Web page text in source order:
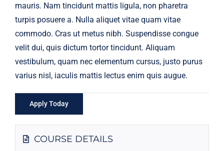
mauris. Nam tincidunt mattis ligula, non pharetra
turpis posuere a. Nulla aliquet vitae quam vitae
commodo. Cras ut metus nibh. Suspendisse congue
velit dui, quis dictum tortor tincidunt. Aliquam
vestibulum, quam nec elementum cursus, justo purus
varius nisl, iaculis mattis lectus enim quis augue.
Apply Today
COURSE DETAILS